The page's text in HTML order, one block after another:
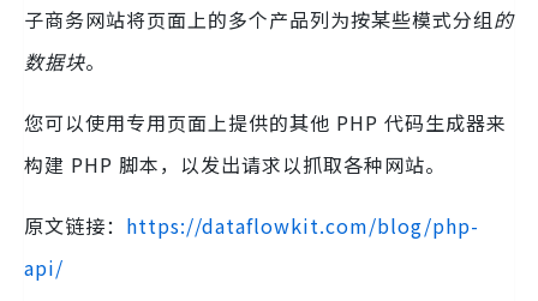
子商务网站将页面上的多个产品列为按某些模式分组的
数据块。
您可以使用专用页面上提供的其他 PHP 代码生成器来
构建 PHP 脚本，以发出请求以抓取各种网站。
原文链接： https://dataflowkit.com/blog/php-
api/